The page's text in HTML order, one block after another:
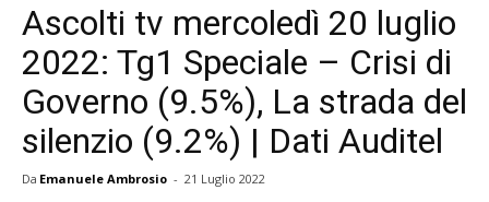
Ascolti tv mercoledì 20 luglio
2022: Tg1 Speciale – Crisi di
Governo (9.5%), La strada del
silenzio (9.2%) | Dati Auditel
Da Emanuele Ambrosio - 21 Luglio 2022